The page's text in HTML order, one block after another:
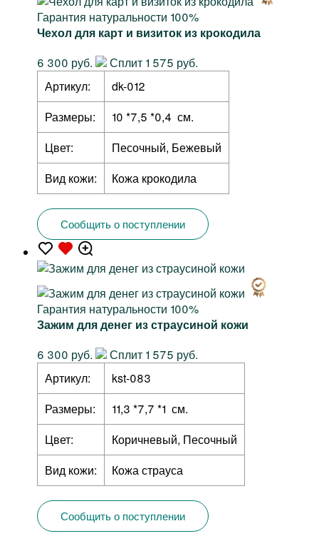
Гарантия натуральности 100%
Чехол для карт и визиток из крокодила
6 300 руб.
Сплит 1 575 руб.
Артикул:
dk-012
Размеры:
10 *7,5 *0,4 см.
Цвет:
Песочный, Бежевый
Вид кожи:
Кожа крокодила
Сообщить о поступлении
Гарантия натуральности 100%
Зажим для денег из страусиной кожи
6 300 руб.
Сплит 1 575 руб.
Артикул:
kst-083
Размеры:
11,3 *7,7 *1 см.
Цвет:
Коричневый, Песочный
Вид кожи:
Кожа страуса
Сообщить о поступлении